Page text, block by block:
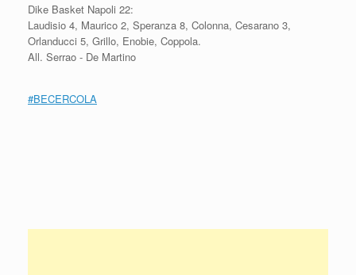
Dike Basket Napoli 22:
Laudisio 4, Maurico 2, Speranza 8, Colonna, Cesarano 3,
Orlanducci 5, Grillo, Enobie, Coppola.
All. Serrao - De Martino
#BECERCOLA